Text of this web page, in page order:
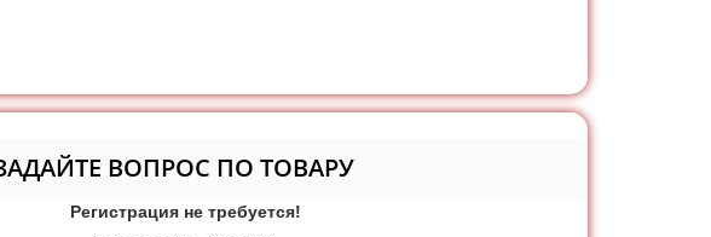
ВОПРОС ПО ТОВАРУ
Регистрация не требуется!